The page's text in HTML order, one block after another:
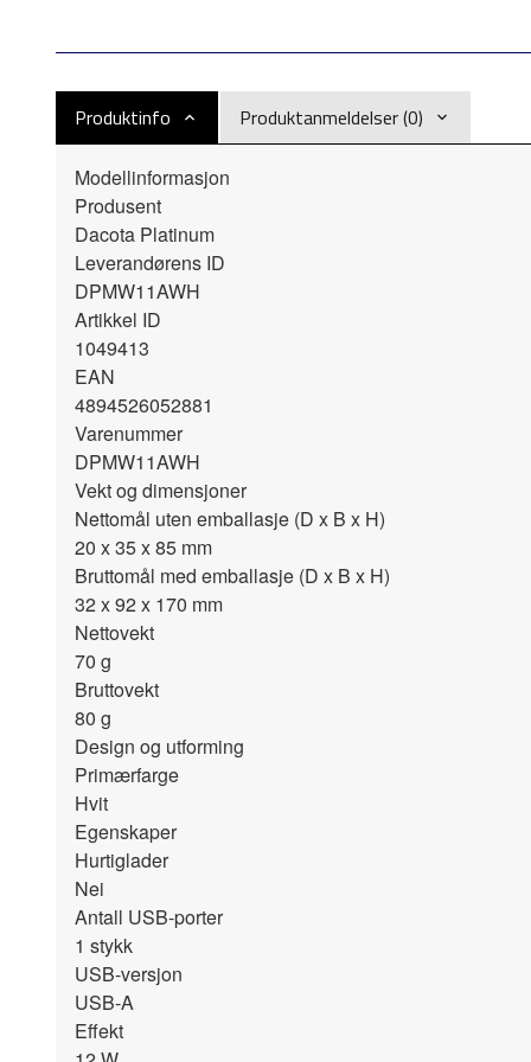
Produktinfo Produktanmeldelser (0)
Modellinformasjon
Produsent
Dacota Platinum
Leverandørens ID
DPMW11AWH
Artikkel ID
1049413
EAN
4894526052881
Varenummer
DPMW11AWH
Vekt og dimensjoner
Nettomål uten emballasje (D x B x H)
20 x 35 x 85 mm
Bruttomål med emballasje (D x B x H)
32 x 92 x 170 mm
Nettovekt
70 g
Bruttovekt
80 g
Design og utforming
Primærfarge
Hvit
Egenskaper
Hurtiglader
Nei
Antall USB-porter
1 stykk
USB-versjon
USB-A
Effekt